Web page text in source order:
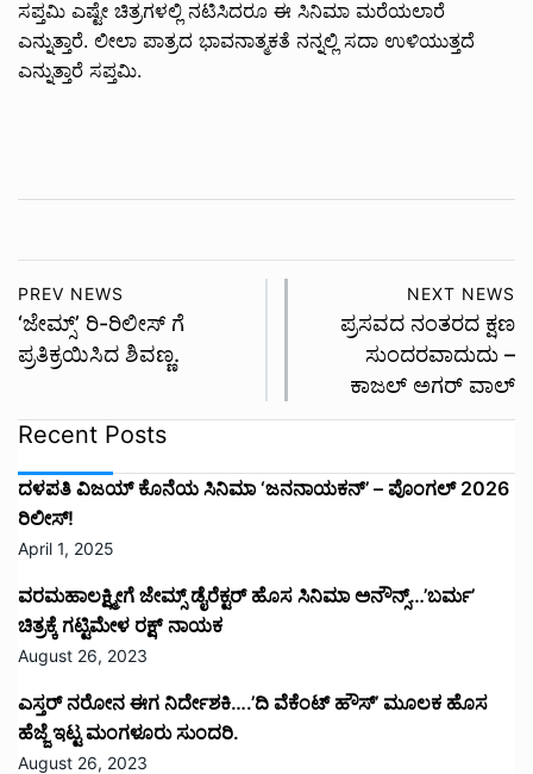
ಸಪ್ತಮಿ ಎಷ್ಟೇ ಚಿತ್ರಗಳಲ್ಲಿ ನಟಿಸಿದರೂ ಈ ಸಿನಿಮಾ ಮರೆಯಲಾರೆ
ಎನ್ನುತ್ತಾರೆ. ಲೀಲಾ ಪಾತ್ರದ ಭಾವನಾತ್ಮಕತೆ ನನ್ನಲ್ಲಿ ಸದಾ ಉಳಿಯುತ್ತದೆ
ಎನ್ನುತ್ತಾರೆ ಸಪ್ತಮಿ.
PREV NEWS
‘ಜೇಮ್ಸ್’ ರಿ-ರಿಲೀಸ್ ಗೆ
ಪ್ರತಿಕ್ರಯಿಸಿದ ಶಿವಣ್ಣ.
NEXT NEWS
ಪ್ರಸವದ ನಂತರದ ಕ್ಷಣ
ಸುಂದರವಾದುದು –
ಕಾಜಲ್ ಅಗರ್ ವಾಲ್
Recent Posts
ದಳಪತಿ ವಿಜಯ್‌ ಕೊನೆಯ ಸಿನಿಮಾ ‘ಜನನಾಯಕನ್’ – ಪೊಂಗಲ್ 2026
ರಿಲೀಸ್!
April 1, 2025
ವರಮಹಾಲಕ್ಷ್ಮೀಗೆ ಜೇಮ್ಸ್ ಡೈರೆಕ್ಟರ್ ಹೊಸ ಸಿನಿಮಾ ಅನೌನ್ಸ್…’ಬರ್ಮ’
ಚಿತ್ರಕ್ಕೆ ಗಟ್ಟಿಮೇಳ ರಕ್ಷ್ ನಾಯಕ
August 26, 2023
ಎಸ್ತರ್ ನರೋನ ಈಗ ನಿರ್ದೇಶಕಿ….’ದಿ ವೆಕೆಂಟ್ ಹೌಸ್‌’‌ ಮೂಲಕ ಹೊಸ
ಹೆಜ್ಜೆ ಇಟ್ಟ ಮಂಗಳೂರು ಸುಂದರಿ.
August 26, 2023